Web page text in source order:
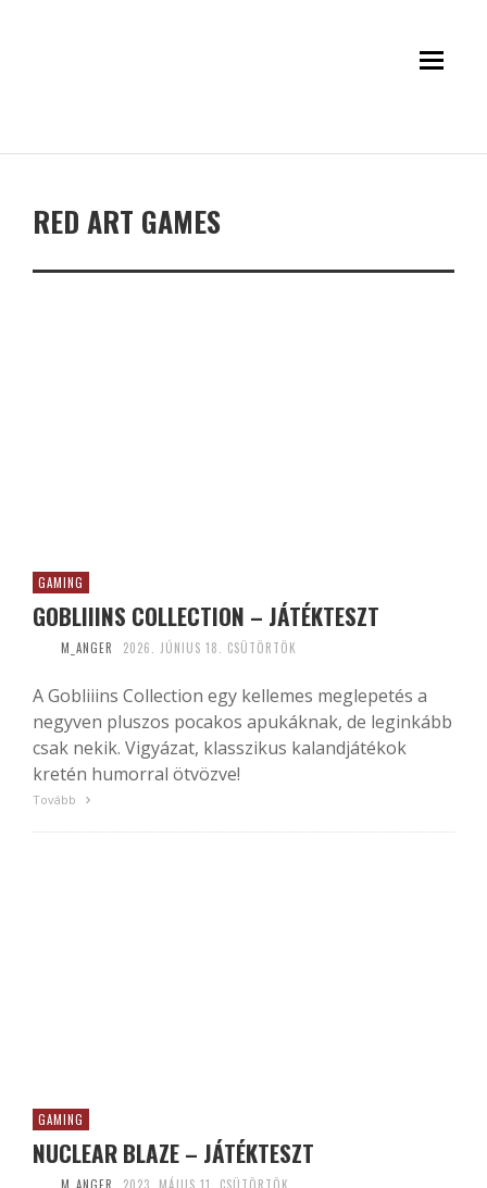
RED ART GAMES
GAMING
GOBLIIINS COLLECTION – JÁTÉKTESZT
M_ANGER 2026. JÚNIUS 18. CSÜTÖRTÖK
A Gobliiins Collection egy kellemes meglepetés a
negyven pluszos pocakos apukáknak, de leginkább
csak nekik. Vigyázat, klasszikus kalandjátékok
kretén humorral ötvözve!
Tovább
GAMING
NUCLEAR BLAZE – JÁTÉKTESZT